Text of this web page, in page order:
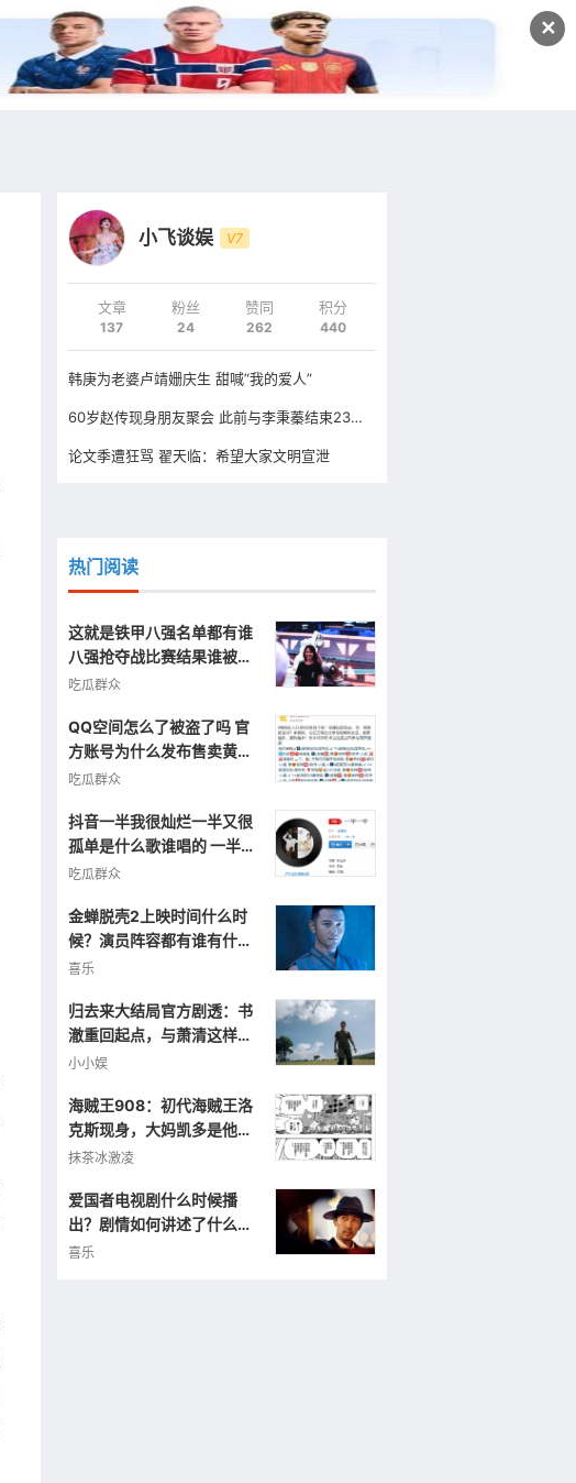
✕
发文 登录 注册
小飞谈娱 V7
文章
137
粉丝
24
赞同
262
积分
440
韩庚为老婆卢靖姗庆生 甜喊“我的爱人”
60岁赵传现身朋友聚会 此前与李秉蓁结束23年婚姻
论文季遭狂骂 翟天临：希望大家文明宣泄
热门阅读
这就是铁甲八强名单都有谁
八强抢夺战比赛结果谁被淘
汰了
吃瓜群众
QQ空间怎么了被盗了吗 官
方账号为什么发布售卖黄色
图片视频信息
吃瓜群众
抖音一半我很灿烂一半又很
孤单是什么歌谁唱的 一半一
半完整歌词
吃瓜群众
金蝉脱壳2上映时间什么时
候？演员阵容都有谁有什么
看点呢？
喜乐
归去来大结局官方剧透：书
澈重回起点，与萧清这样重
逢
小小娱
海贼王908：初代海贼王洛
克斯现身，大妈凯多是他的
小弟，曾打败罗杰！
抹茶冰激凌
爱国者电视剧什么时候播
出？剧情如何讲述了什么样
的故事？
喜乐